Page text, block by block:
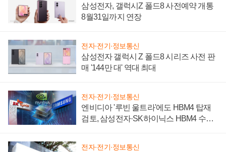
삼성전자, 갤럭시Z 폴드8 사전예약 개통
8월31일까지 연장
전자·전기·정보통신
삼성전자 갤럭시 Z 폴드8 시리즈 사전 판
매 '144만 대' 역대 최대
전자·전기·정보통신
엔비디아 '루빈 울트라'에도 HBM4 탑재
검토, 삼성전자·SK하이닉스 HBM4 수율
전자·전기·정보통신